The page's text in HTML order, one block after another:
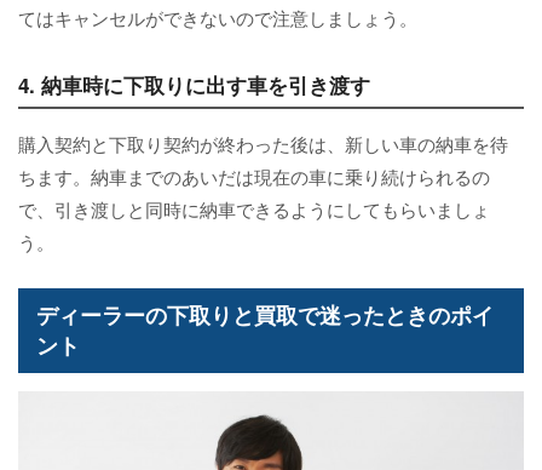
てはキャンセルができないので注意しましょう。
4. 納車時に下取りに出す車を引き渡す
購入契約と下取り契約が終わった後は、新しい車の納車を待
ちます。納車までのあいだは現在の車に乗り続けられるの
で、引き渡しと同時に納車できるようにしてもらいましょ
う。
ディーラーの下取りと買取で迷ったときのポイ
ント